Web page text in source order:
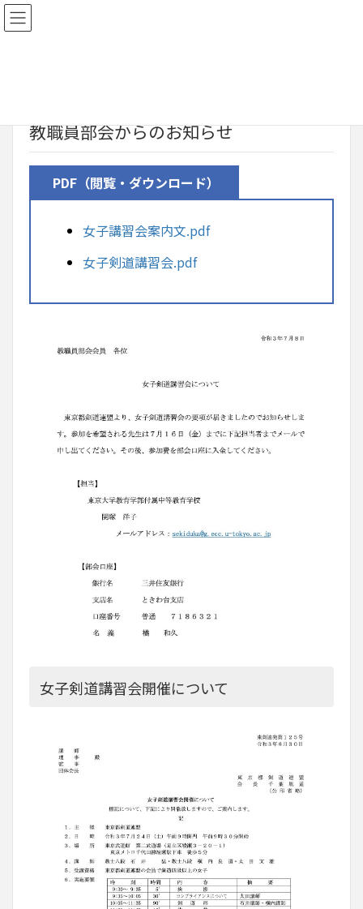
教職員部会からのお知らせ
PDF（閲覧・ダウンロード）
女子講習会案内文.pdf
女子剣道講習会.pdf
女子剣道講習会開催について